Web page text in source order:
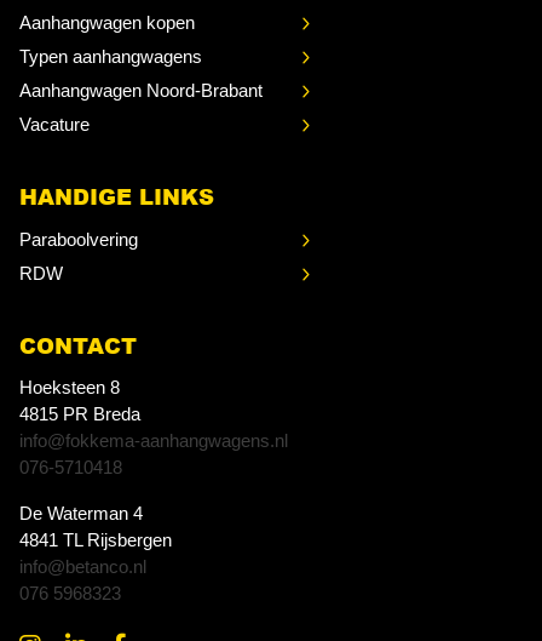
Aanhangwagen kopen
Typen aanhangwagens
Aanhangwagen Noord-Brabant
Vacature
HANDIGE LINKS
Paraboolvering
RDW
CONTACT
Hoeksteen 8
4815 PR Breda
info@fokkema-aanhangwagens.nl
076-5710418
De Waterman 4
4841 TL Rijsbergen
info@betanco.nl
076 5968323